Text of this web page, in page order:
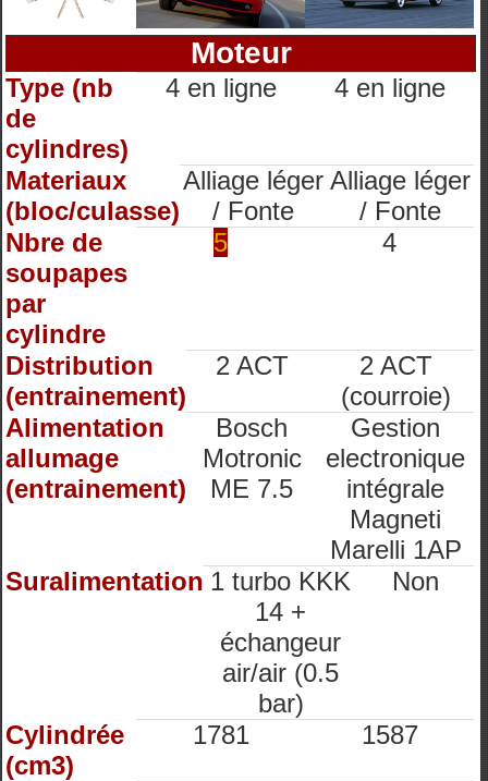
Moteur
Type (nb
de
cylindres)
4 en ligne 4 en ligne
Materiaux
(bloc/culasse)
Alliage léger
/ Fonte
Alliage léger
/ Fonte
Nbre de
soupapes
par
cylindre
5 4
Distribution
(entrainement)
2 ACT
2 ACT
(courroie)
Alimentation
allumage
(entrainement)
Bosch
Motronic
ME 7.5
Gestion
electronique
intégrale
Magneti
Marelli 1AP
Suralimentation 1 turbo KKK
14 +
échangeur
air/air (0.5
bar)
Non
Cylindrée
(cm3)
1781 1587